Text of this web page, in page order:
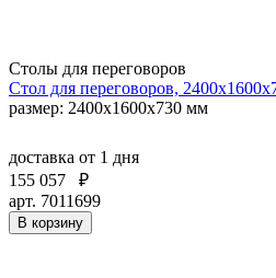
Столы для переговоров
Стол для переговоров,
размер: 2400x1600х730 мм
доставка от 1 дня
155 057
₽
арт. 7011699
В корзину